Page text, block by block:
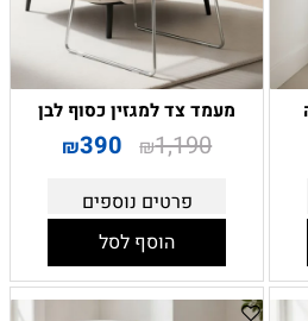
מעמד צד למגזין כסוף לבן
₪1,190
₪390
פרטים נוספים
הוסף לסל